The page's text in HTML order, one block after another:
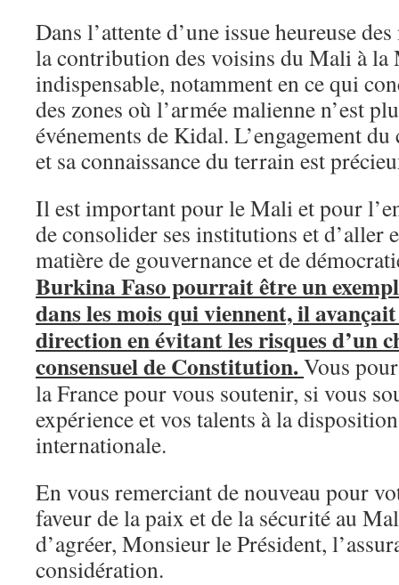
Dans l’attente d’une issue heureuse
la contribution des voisins du Mali à la
indispensable, notamment en ce qui
des zones où l’armée malienne n’est
événements de Kidal. L’engagement
et sa connaissance du terrain est
Il est important pour le Mali et pour
de consolider ses institutions et d’aller
matière de gouvernance et de
Burkina Faso pourrait être un
dans les mois qui viennent, il
direction en évitant les risques d’un
consensuel de Constitution.Vous
la France pour vous soutenir, si vous
expérience et vos talents à la
internationale.
En vous remerciant de nouveau pour
faveur de la paix et de la sécurité au
d’agréer, Monsieur le Président,
considération.